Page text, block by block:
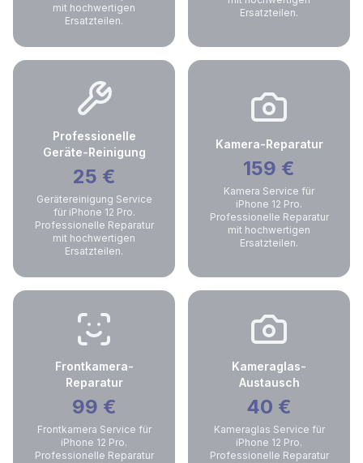
mit hochwertigen
Ersatzteilen.
Ersatzteilen.
Professionelle
Geräte-Reinigung
25 €
Gerätereinigung Service
für iPhone 12 Pro.
Professionelle Reparatur
mit hochwertigen
Ersatzteilen.
Kamera-Reparatur
159 €
Kamera Service für
iPhone 12 Pro.
Professionelle Reparatur
mit hochwertigen
Ersatzteilen.
Frontkamera-
Reparatur
99 €
Frontkamera Service für
iPhone 12 Pro.
Professionelle Reparatur
Kameraglas-
Austausch
40 €
Kameraglas Service für
iPhone 12 Pro.
Professionelle Reparatur